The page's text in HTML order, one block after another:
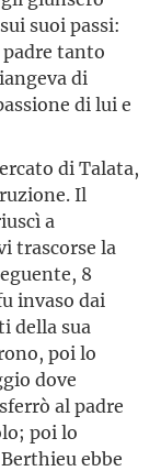
suoi passi:
tanto
di
di lui e
di Talata,
Il
a
trascorse la
8
invaso dai
della sua
poi lo
dove
al padre
poi lo
ebbe